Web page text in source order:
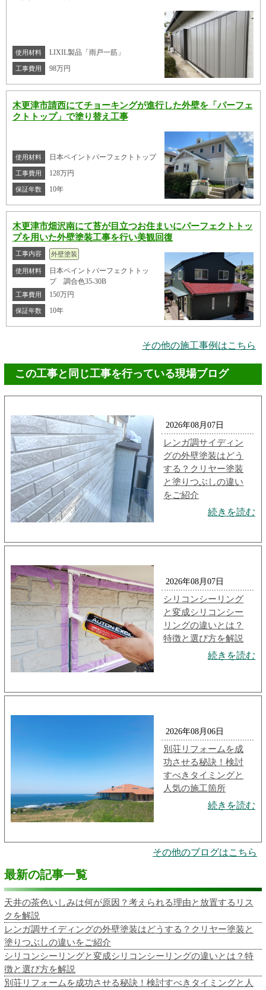
使用材料 LIXIL製品「雨戸一筋」
工事費用 98万円
木更津市請西にてチョーキングが進行した外壁を「パーフェ
クトトップ」で塗り替え工事
使用材料 日本ペイントパーフェクトトップ
工事費用 128万円
保証年数 10年
木更津市畑沢南にて苔が目立つお住まいにパーフェクトトッ
プを用いた外壁塗装工事を行い美観回復
工事内容 外壁塗装
使用材料
日本ペイントパーフェクトトッ
プ 調合色35-30B
工事費用 150万円
保証年数 10年
その他の施工事例はこちら
この工事と同じ工事を行っている現場ブログ
2026年08月07日
レンガ調サイディン
グの外壁塗装はどう
する？クリヤー塗装
と塗りつぶしの違い
をご紹介
続きを読む
2026年08月07日
シリコンシーリング
と変成シリコンシー
リングの違いとは？
特徴と選び方を解説
続きを読む
2026年08月06日
別荘リフォームを成
功させる秘訣！検討
すべきタイミングと
人気の施工箇所
続きを読む
その他のブログはこちら
最新の記事一覧
天井の茶色いしみは何が原因？考えられる理由と放置するリス
クを解説
レンガ調サイディングの外壁塗装はどうする？クリヤー塗装と
塗りつぶしの違いをご紹介
シリコンシーリングと変成シリコンシーリングの違いとは？特
徴と選び方を解説
別荘リフォームを成功させる秘訣！検討すべきタイミングと人